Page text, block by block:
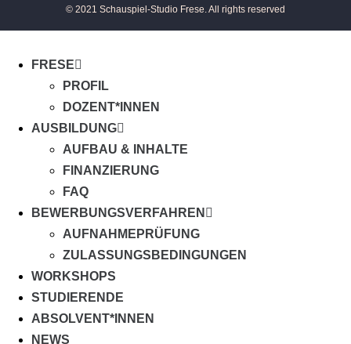
© 2021 Schauspiel-Studio Frese. All rights reserved
FRESE
PROFIL
DOZENT*INNEN
AUSBILDUNG
AUFBAU & INHALTE
FINANZIERUNG
FAQ
BEWERBUNGSVERFAHREN
AUFNAHMEPRÜFUNG
ZULASSUNGSBEDINGUNGEN
WORKSHOPS
STUDIERENDE
ABSOLVENT*INNEN
NEWS